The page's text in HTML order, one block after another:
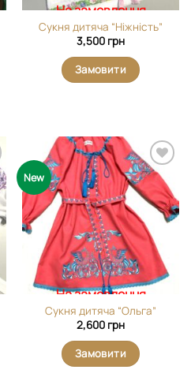
На замовлення
Сукня дитяча “Ніжність”
3,500 грн
Замовити
New
Додати
виріб у
вибране
На замовлення
Сукня дитяча “Ольга”
2,600 грн
Замовити